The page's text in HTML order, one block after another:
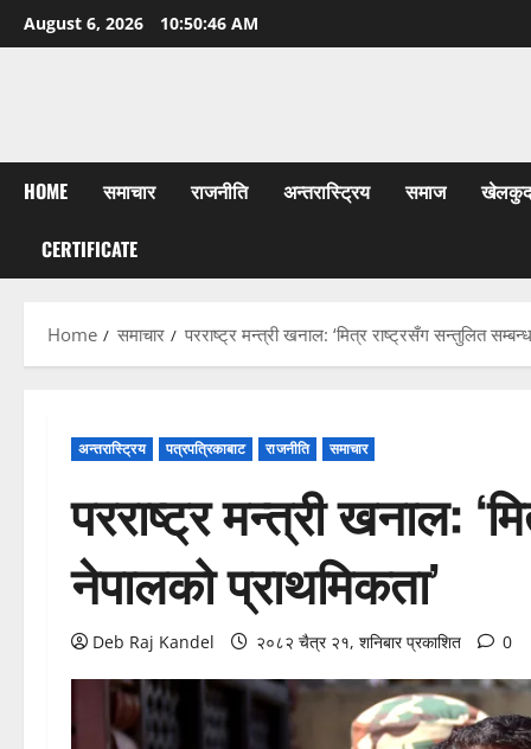
Skip
to
August 6, 2026 10:50:47 AM
HOME समाचार राजनीति अन्तरास्ट्रिय समाज खेलकुद
CERTIFICATE
Home समाचार परराष्ट्र मन्त्री खनाल: ‘मित्र राष्ट्रसँग सन्तुलित
अन्तरास्ट्रिय पत्रपत्रिकाबाट राजनीति समाचार
परराष्ट्र मन्त्री खनाल:
नेपालको प्राथमिकता’
Deb Raj Kandel २०८२ चैत्र २१, शनिबार प्रकाशित 0